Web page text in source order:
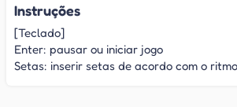
Instruções
[Teclado]
Enter: pausar ou iniciar jogo
Setas: inserir setas de acordo com o